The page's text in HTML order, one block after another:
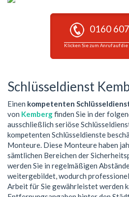
0160
Klicken Sie zum Anruf auf
Schlüsseldienst
Einen kompetenten
von Kembergfinden Sie in der
ausschließlich seriöse
kompetenten Schlüsseldienste
Monteure. Diese Monteure haben
sämtlichen Bereichen der
werden Sie in regelmäßigen
weitergebildet, wodurch
Arbeit für Sie gewährleistet werden